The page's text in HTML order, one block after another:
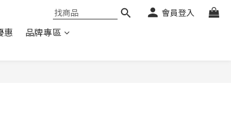
會員登入
惠 品牌專區